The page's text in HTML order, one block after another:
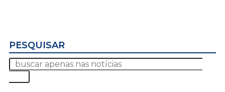
PESQUISAR